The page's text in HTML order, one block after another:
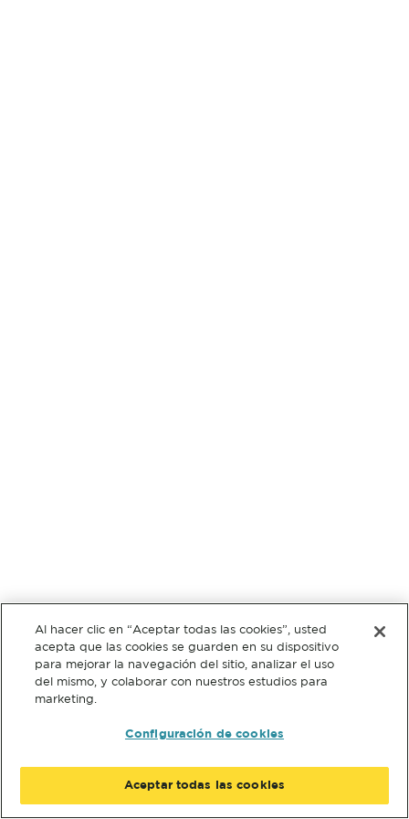
Al hacer clic en “Aceptar todas las cookies”, usted
acepta que las cookies se guarden en su dispositivo
para mejorar la navegación del sitio, analizar el uso
del mismo, y colaborar con nuestros estudios para
marketing.
Configuración de cookies
Aceptar todas las cookies